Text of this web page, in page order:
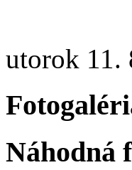
utorok 11.
Náhodná